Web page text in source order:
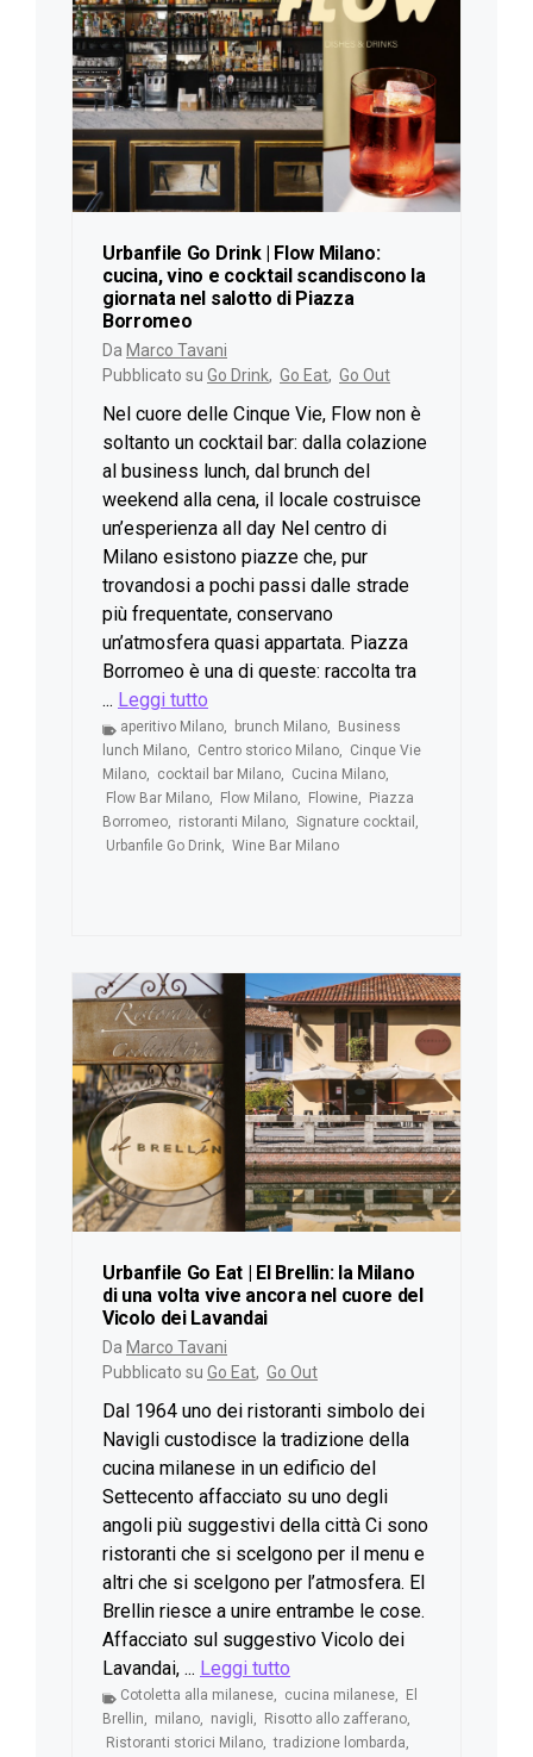
Urbanfile Go Drink | Flow Milano:
cucina, vino e cocktail scandiscono la
giornata nel salotto di Piazza
Borromeo
Da Marco Tavani
Pubblicato su Go Drink, Go Eat, Go Out
Nel cuore delle Cinque Vie, Flow non è
soltanto un cocktail bar: dalla colazione
al business lunch, dal brunch del
weekend alla cena, il locale costruisce
un’esperienza all day Nel centro di
Milano esistono piazze che, pur
trovandosi a pochi passi dalle strade
più frequentate, conservano
un’atmosfera quasi appartata. Piazza
Borromeo è una di queste: raccolta tra
... Leggi tutto
aperitivo Milano brunch Milano
Business
lunch Milano
Centro storico Milano
Cinque Vie
Milano
cocktail bar Milano Cucina Milano
Flow Bar Milano
Flow Milano Flowine
Piazza
Borromeo
ristoranti Milano Signature cocktail
Urbanfile Go Drink
Wine Bar Milano
Urbanfile Go Eat | El Brellin: la Milano
di una volta vive ancora nel cuore del
Vicolo dei Lavandai
Da Marco Tavani
Pubblicato su Go Eat, Go Out
Dal 1964 uno dei ristoranti simbolo dei
Navigli custodisce la tradizione della
cucina milanese in un edificio del
Settecento affacciato su uno degli
angoli più suggestivi della città Ci sono
ristoranti che si scelgono per il menu e
altri che si scelgono per l’atmosfera. El
Brellin riesce a unire entrambe le cose.
Affacciato sul suggestivo Vicolo dei
Lavandai, ... Leggi tutto
Cotoletta alla milanese, cucina milanese,
El
Brellin, milano, navigli, Risotto allo zafferano,
Ristoranti storici Milano, tradizione lombarda,